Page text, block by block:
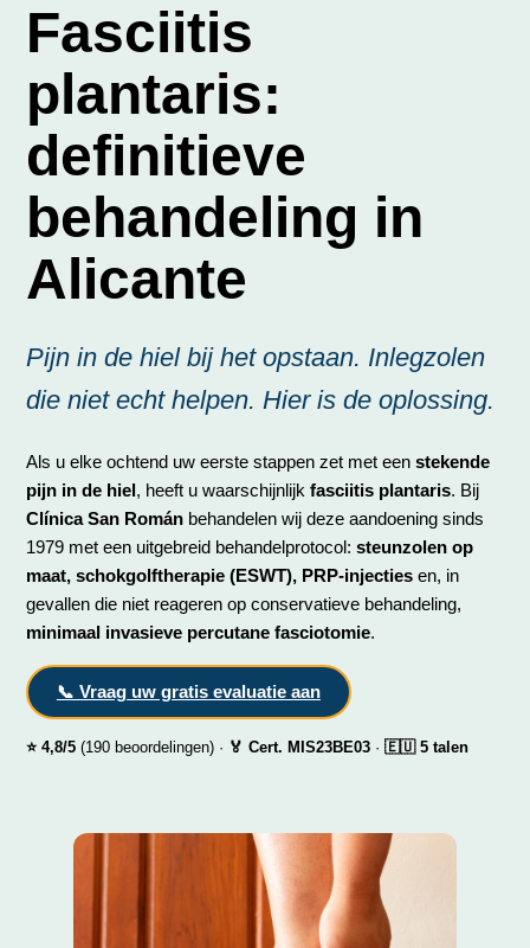
Fasciitis
plantaris:
definitieve
behandeling in
Alicante
Pijn in de hiel bij het opstaan. Inlegzolen
die niet echt helpen. Hier is de oplossing.
Als u elke ochtend uw eerste stappen zet met een stekende
pijn in de hiel , heeft u waarschijnlijk fasciitis plantaris. Bij
Clínica San Románbehandelen wij deze aandoening sinds
1979 met een uitgebreid behandelprotocol: steunzolen op
maat, schokgolftherapie (ESWT), PRP-injectiesen, in
gevallen die niet reageren op conservatieve behandeling,
minimaal invasieve percutane fasciotomie.
📞 Vraag uw gratis evaluatie aan
⭐ 4,8/5(190 beoordelingen) · 🏅 Cert. MIS23BE03 · 🇪🇺 5 talen